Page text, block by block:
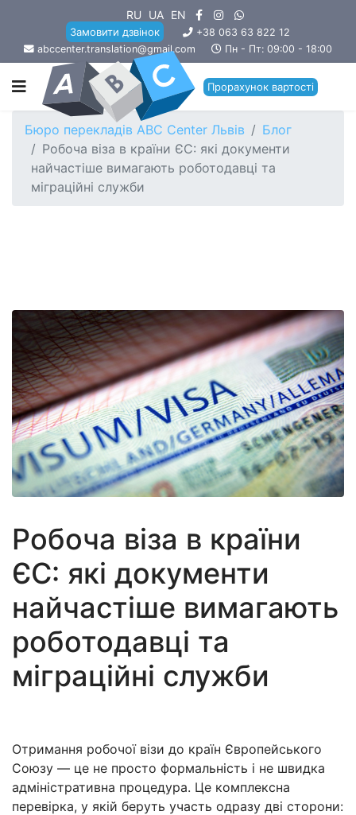
RU UA EN
Замовити дзвінок
+38 063 63 822 12
abccenter.translation@gmail.com
Пн - Пт: 09:00 - 18:00
Прорахунок вартості
Бюро перекладів ABC Center Львів
Блог
Робоча віза в країни ЄС: які документи
найчастіше вимагають роботодавці та
міграційні служби
Робоча віза в країни
ЄС: які документи
найчастіше вимагають
роботодавці та
міграційні служби
Отримання робочої візи до країн Європейського
Союзу — це не просто формальність і не швидка
адміністративна процедура. Це комплексна
перевірка, у якій беруть участь одразу дві сторони: